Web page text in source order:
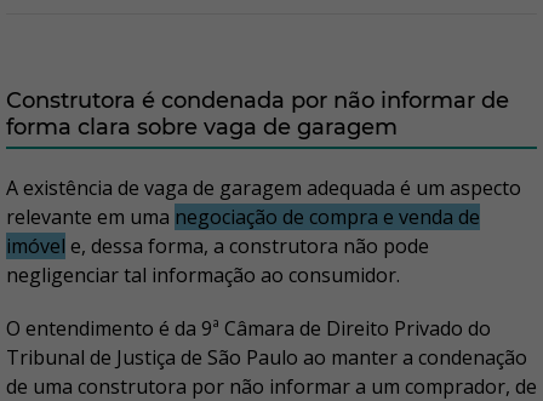
Construtora é condenada por não informar de
forma clara sobre vaga de garagem
A existência de vaga de garagem adequada é um aspecto
relevante em uma negociação de compra e venda de
imóvel e, dessa forma, a construtora não pode
negligenciar tal informação ao consumidor.
O entendimento é da 9ª Câmara de Direito Privado do
Tribunal de Justiça de São Paulo ao manter a condenação
de uma construtora por não informar a um comprador, de